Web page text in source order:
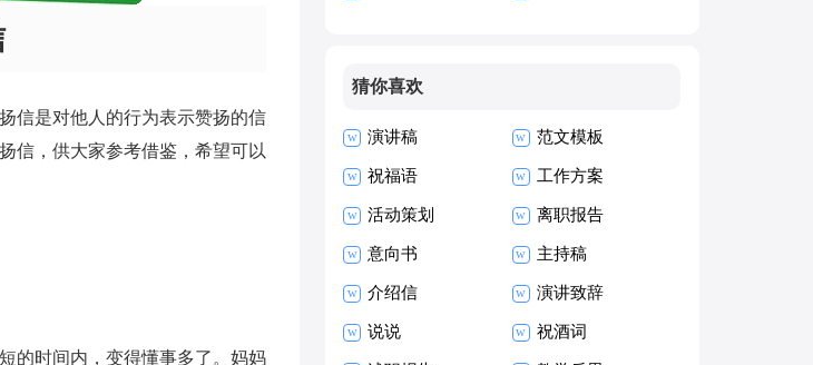
信是对他人的行为表示赞扬的信
信，供大家参考借鉴，希望可以
的时间内，变得懂事多了。妈妈
猜你喜欢
演讲稿 范文模板
祝福语 工作方案
活动策划 离职报告
意向书 主持稿
介绍信 演讲致辞
说说 祝酒词